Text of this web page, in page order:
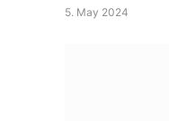
5. May 2024